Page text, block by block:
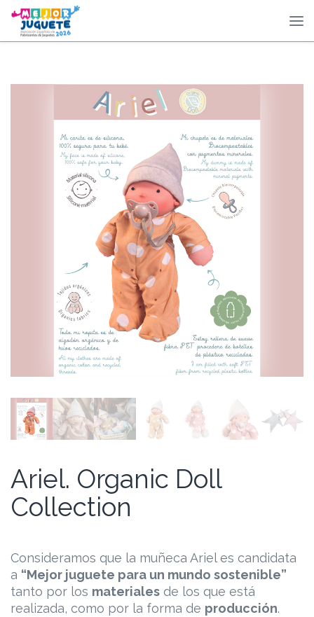
Ariel. Organic Doll
Collection
Consideramos que la muñeca Ariel es candidata
a “Mejor juguete para un mundo sostenible”
tanto por los materiales de los que está
realizada, como por la forma de producción.